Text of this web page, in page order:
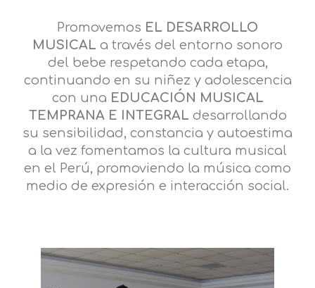
Promovemos EL DESARROLLO
MUSICAL a través del entorno sonoro
del bebe respetando cada etapa,
continuando en su niñez y adolescencia
con una EDUCACIÓN MUSICAL
TEMPRANA E INTEGRAL desarrollando
su sensibilidad, constancia y autoestima
a la vez fomentamos la cultura musical
en el Perú, promoviendo la música como
medio de expresión e interacción social.